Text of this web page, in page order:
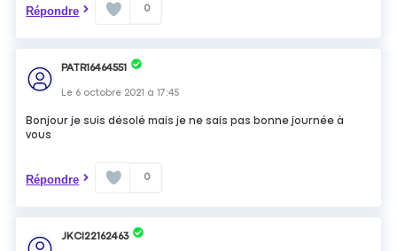
Répondre 0
PATR16464551
Le 6 octobre 2021 à17:45
Bonjour je suis désolé mais je ne sais pas bonne journée à
vous
Répondre 0
JKCI22162463